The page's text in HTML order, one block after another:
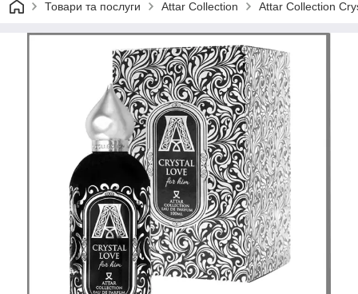
Товари та послуги Attar Collection Attar Collection